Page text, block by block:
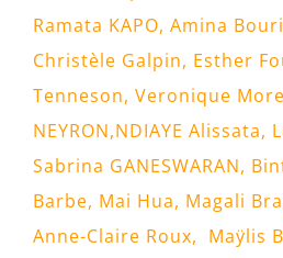
Ramata KAPO, Amina
Christèle Galpin, Esther
Tenneson, Veronique
NEYRON,NDIAYE Alissata,
Sabrina GANESWARAN,
Barbe, Mai Hua, Magali
Anne-Claire Roux, Maÿlis